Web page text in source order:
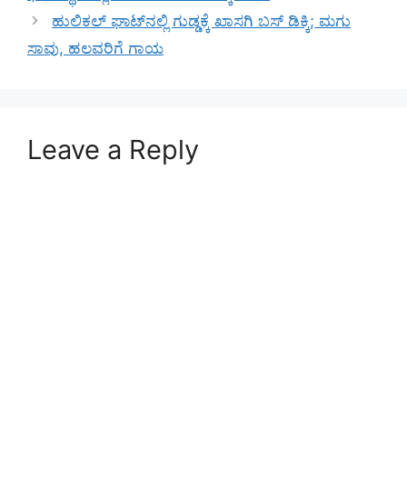
ಹುಲಿಕಲ್ ಘಾಟ್‌ನಲ್ಲಿ ಗುಡ್ಡಕ್ಕೆ ಖಾಸಗಿ ಬಸ್‌ ಡಿಕ್ಕಿ; ಮಗು
ಸಾವು, ಹಲವರಿಗೆ ಗಾಯ
Leave a Reply